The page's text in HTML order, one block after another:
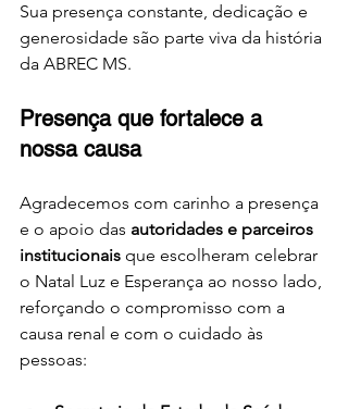
Sua presença constante, dedicação e
generosidade são parte viva da história
da ABREC MS.
Presença que fortalece a
nossa causa
Agradecemos com carinho a presença
e o apoio das autoridades e parceiros
institucionais que escolheram celebrar
o Natal Luz e Esperança ao nosso lado,
reforçando o compromisso com a
causa renal e com o cuidado às
pessoas: